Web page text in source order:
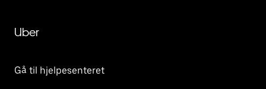
Uber
Gå til hjelpesenteret